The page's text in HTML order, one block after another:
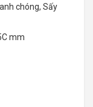
chóng, Sấy
mm